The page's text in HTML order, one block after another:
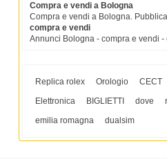
Compra e vendi a Bologna
Compra e vendi a Bologna.
compra e vendi
Annunci Bologna - compra e vendi
Replica rolex Orologio
CECT
Elettronica
BIGLIETTI dove
emilia romagna
dualsim